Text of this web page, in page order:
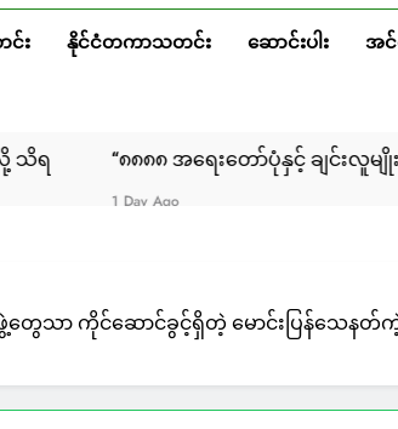
း နိုင်ငံတကာသတင်း ဆောင်းပါး အင်
၈ အရေးတော်ပုံနှင့် ချင်းလူမျိုးများလှုပ်ရှားမှု”
သာ ကိုင်ဆောင်ခွင့်ရှိတဲ့ မောင်းပြန်သေန